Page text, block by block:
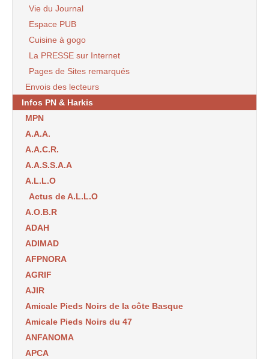
Vie du Journal
Espace PUB
Cuisine à gogo
La PRESSE sur Internet
Pages de Sites remarqués
Envois des lecteurs
Infos PN & Harkis
MPN
A.A.A.
A.A.C.R.
A.A.S.S.A.A
A.L.L.O
Actus de A.L.L.O
A.O.B.R
ADAH
ADIMAD
AFPNORA
AGRIF
AJIR
Amicale Pieds Noirs de la côte Basque
Amicale Pieds Noirs du 47
ANFANOMA
APCA